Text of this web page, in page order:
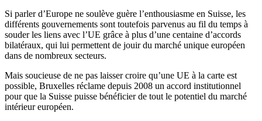
Si parler d’Europe ne soulève guère l’enthousiasme en Suisse, les
différents gouvernements sont toutefois parvenus au fil du temps à
souder les liens avec l’UE grâce à plus d’une centaine d’accords
bilatéraux, qui lui permettent de jouir du marché unique européen
dans de nombreux secteurs.
Mais soucieuse de ne pas laisser croire qu’une UE à la carte est
possible, Bruxelles réclame depuis 2008 un accord institutionnel
pour que la Suisse puisse bénéficier de tout le potentiel du marché
intérieur européen.